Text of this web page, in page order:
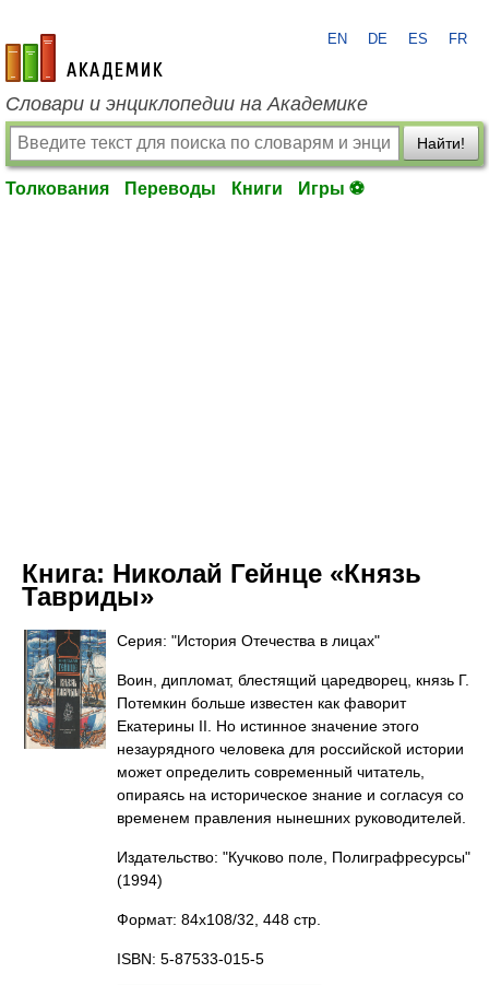
academic.ru
EN DE ES FR
Словари и энциклопедии на Академике
Найти!
Толкования Переводы Книги Игры ⚽
Книга: Николай Гейнце «Князь
Тавриды»
Серия: "История Отечества в лицах"
Воин, дипломат, блестящий царедворец, князь Г.
Потемкин больше известен как фаворит
Екатерины II. Но истинное значение этого
незаурядного человека для российской истории
может определить современный читатель,
опираясь на историческое знание и согласуя со
временем правления нынешних руководителей.
Издательство: "Кучково поле, Полиграфресурсы"
(1994)
Формат: 84x108/32, 448 стр.
ISBN: 5-87533-015-5